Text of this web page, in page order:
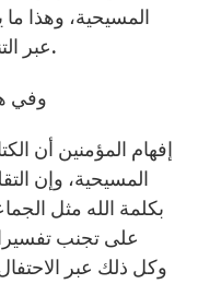
المسيحية، وهذا
عبر التنشئة المستمرة دون توقف (ت 30).
وفي
إفهام المؤمنين أن
المسيحية، وإن
على تجنب
وكل ذلك عبر